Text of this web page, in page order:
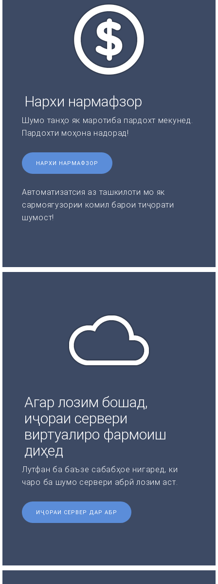
Нархи нармафзор
Шумо танҳо як маротиба пардохт мекунед.
Пардохти моҳона надорад!
НАРХИ НАРМАФЗОР
Автоматизатсия аз ташкилоти мо як
сармоягузории комил барои тиҷорати
шумост!
Агар лозим бошад,
иҷораи сервери
виртуалиро фармоиш
диҳед
Лутфан ба баъзе сабабҳое нигаред, ки
чаро ба шумо сервери абрӣ лозим аст.
ИҶОРАИ СЕРВЕР ДАР АБР